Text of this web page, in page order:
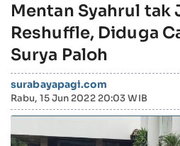
Mentan Syahrul tak
Reshuffle, Diduga
Surya Paloh
surabayapagi.com
Rabu, 15 Jun 2022 20:03 WIB